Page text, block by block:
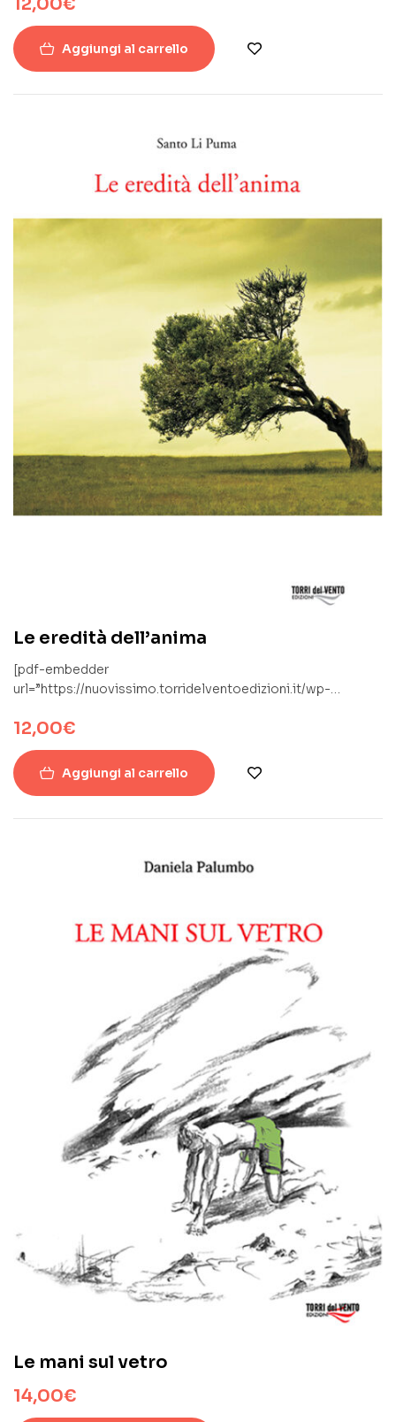
Aggiungi al carrello
Le eredità dell’anima
[pdf-embedder
url=”https://nuovissimo.torridelventoedizioni.it/wp-
12,00€
Aggiungi al carrello
Le mani sul vetro
14,00€